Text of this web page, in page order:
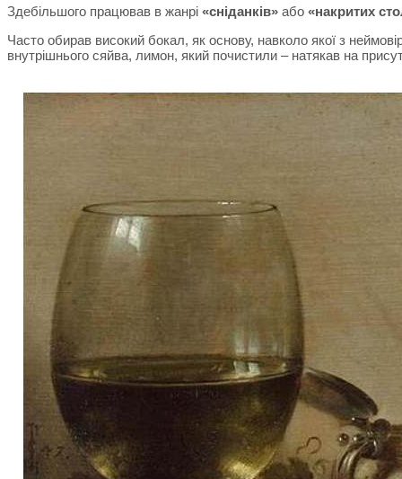
Здебільшого працював в жанрі «сніданків» або «накритих
Часто обирав високий бокал, як основу, навколо якої з
внутрішнього сяйва, лимон, який почистили – натякав на